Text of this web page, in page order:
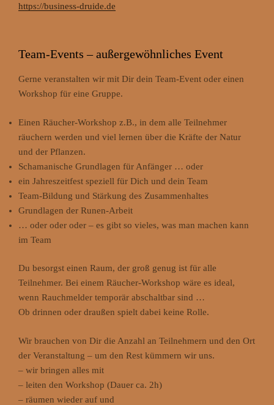
https://business-druide.de
Team-Events – außergewöhnliches Event
Gerne veranstalten wir mit Dir dein Team-Event oder einen
Workshop für eine Gruppe.
Einen Räucher-Workshop z.B., in dem alle Teilnehmer
räuchern werden und viel lernen über die Kräfte der Natur
und der Pflanzen.
Schamanische Grundlagen für Anfänger … oder
ein Jahreszeitfest speziell für Dich und dein Team
Team-Bildung und Stärkung des Zusammenhaltes
Grundlagen der Runen-Arbeit
… oder oder oder – es gibt so vieles, was man machen kann
im Team
Du besorgst einen Raum, der groß genug ist für alle
Teilnehmer. Bei einem Räucher-Workshop wäre es ideal,
wenn Rauchmelder temporär abschaltbar sind …
Ob drinnen oder draußen spielt dabei keine Rolle.
Wir brauchen von Dir die Anzahl an Teilnehmern und den Ort
der Veranstaltung – um den Rest kümmern wir uns.
– wir bringen alles mit
– leiten den Workshop (Dauer ca. 2h)
– räumen wieder auf und